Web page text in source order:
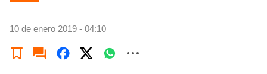
10 de enero 2019 - 04:10